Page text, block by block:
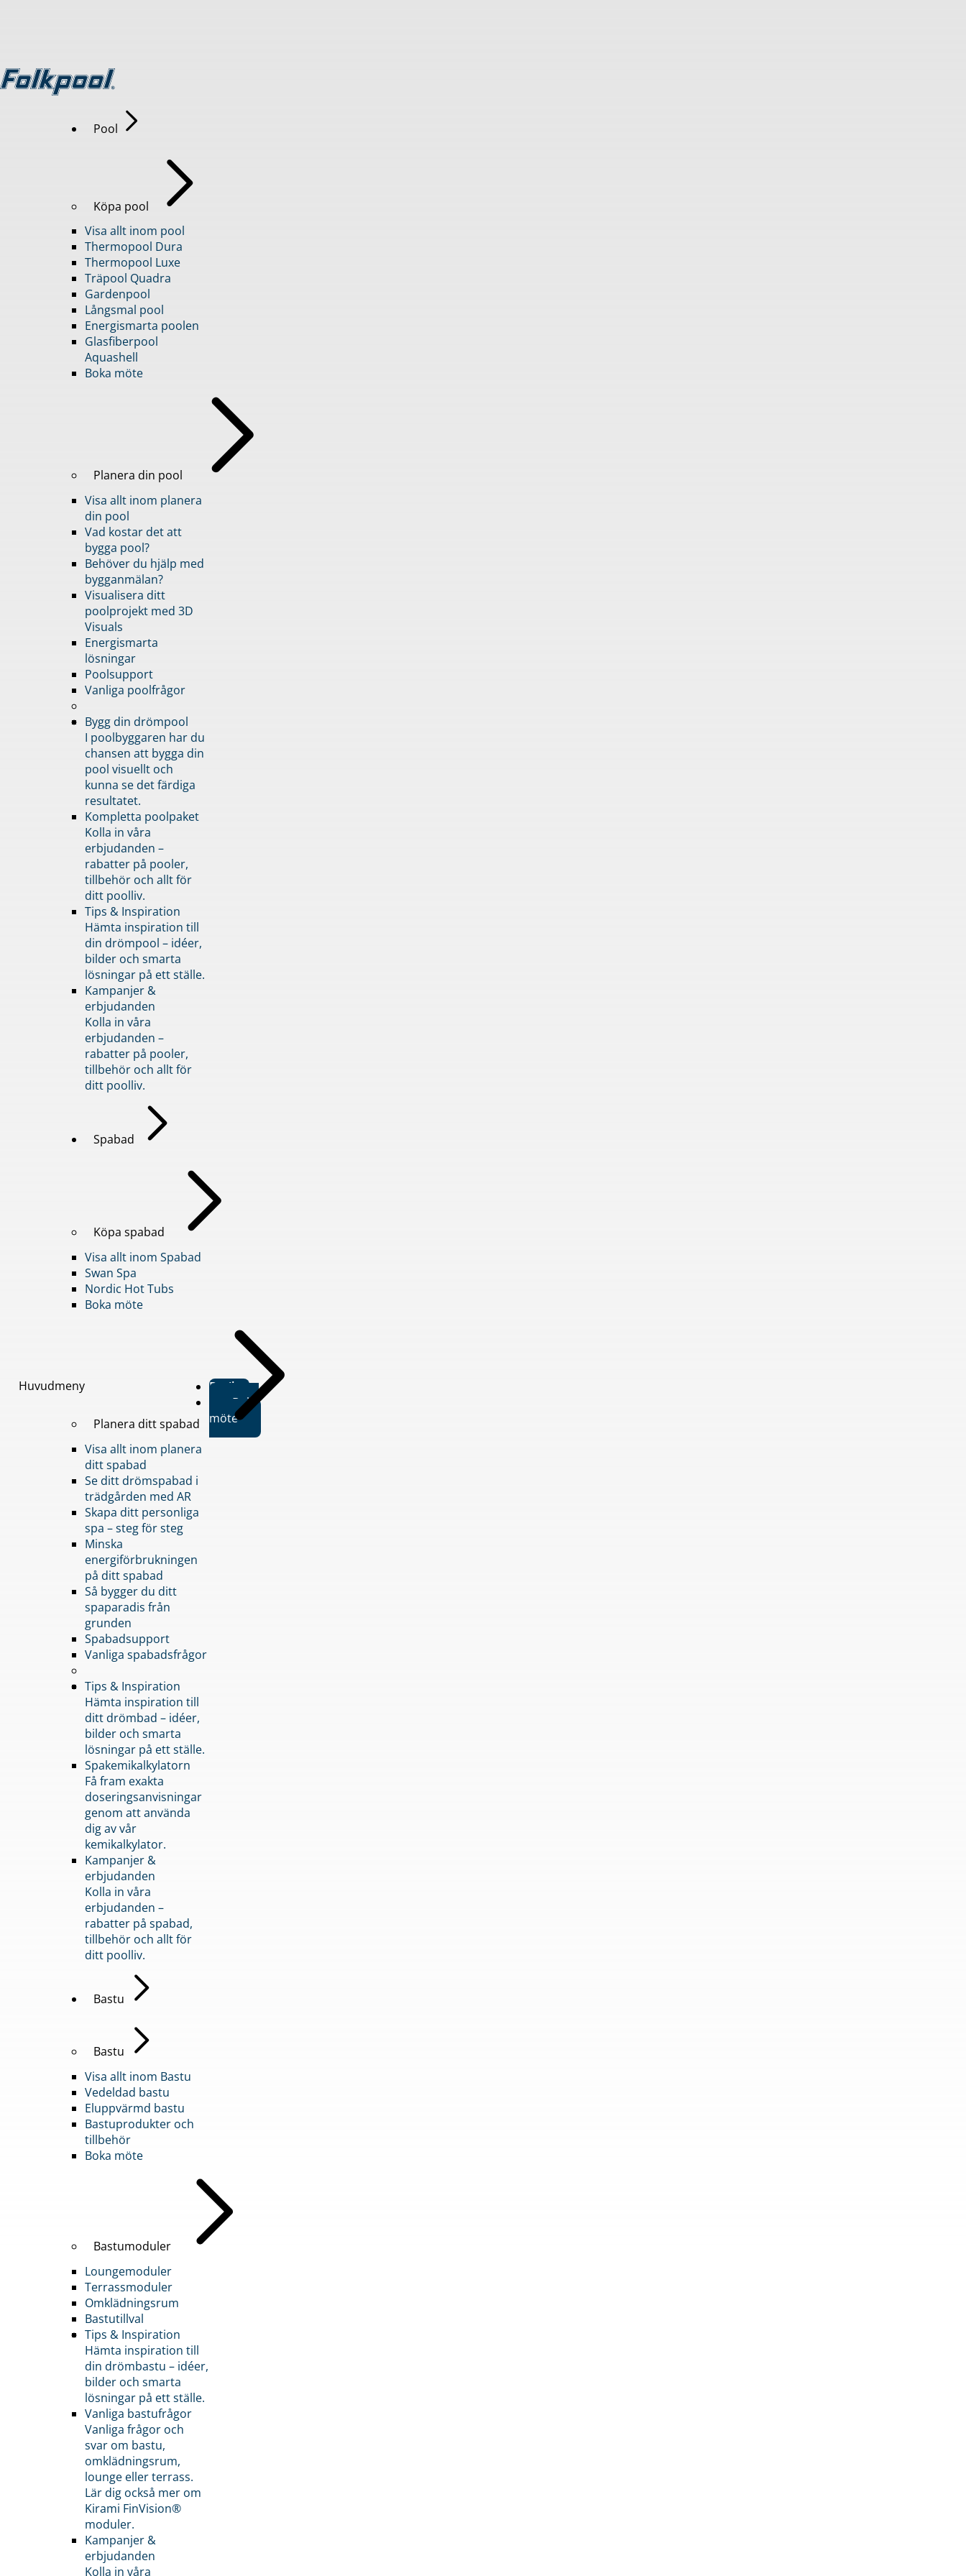
Huvudmeny
Pool
Köpa pool
Visa allt inom pool
Thermopool Dura
Thermopool Luxe
Träpool Quadra
Gardenpool
Långsmal pool
Energismarta poolen
Glasfiberpool
Aquashell
Boka möte
Planera din pool
Visa allt inom planera
din pool
Vad kostar det att
bygga pool?
Behöver du hjälp med
bygganmälan?
Visualisera ditt
poolprojekt med 3D
Visuals
Energismarta
lösningar
Poolsupport
Vanliga poolfrågor
Bygg din drömpool
I poolbyggaren har du
chansen att bygga din
pool visuellt och
kunna se det färdiga
resultatet.
Kompletta poolpaket
Kolla in våra
erbjudanden –
rabatter på pooler,
tillbehör och allt för
ditt poolliv.
Tips & Inspiration
Hämta inspiration till
din drömpool – idéer,
bilder och smarta
lösningar på ett ställe.
Kampanjer &
erbjudanden
Kolla in våra
erbjudanden –
rabatter på pooler,
tillbehör och allt för
ditt poolliv.
Spabad
Köpa spabad
Visa allt inom Spabad
Swan Spa
Nordic Hot Tubs
Boka möte
Planera ditt spabad
Visa allt inom planera
ditt spabad
Se ditt drömspabad i
trädgården med AR
Skapa ditt personliga
spa – steg för steg
Minska
energiförbrukningen
på ditt spabad
Så bygger du ditt
spaparadis från
grunden
Spabadsupport
Vanliga spabadsfrågor
Tips & Inspiration
Hämta inspiration till
ditt drömbad – idéer,
bilder och smarta
lösningar på ett ställe.
Spakemikalkylatorn
Få fram exakta
doseringsanvisningar
genom att använda
dig av vår
kemikalkylator.
Kampanjer &
erbjudanden
Kolla in våra
erbjudanden –
rabatter på spabad,
tillbehör och allt för
ditt poolliv.
Bastu
Bastu
Visa allt inom Bastu
Vedeldad bastu
Eluppvärmd bastu
Bastuprodukter och
tillbehör
Boka möte
Bastumoduler
Loungemoduler
Terrassmoduler
Omklädningsrum
Bastutillval
Tips & Inspiration
Hämta inspiration till
din drömbastu – idéer,
bilder och smarta
lösningar på ett ställe.
Vanliga bastufrågor
Vanliga frågor och
svar om bastu,
omklädningsrum,
lounge eller terrass.
Lär dig också mer om
Kirami FinVision®
moduler.
Kampanjer &
erbjudanden
Kolla in våra
Butiker
Boka
möte